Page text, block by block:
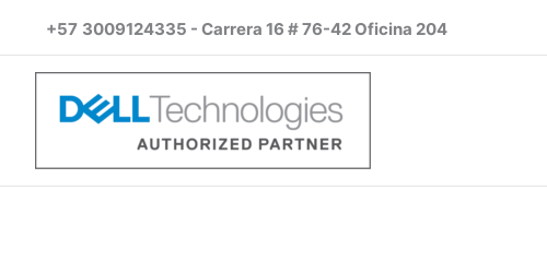
+57 3009124335 - Carrera 16 # 76-42 Oficina 204